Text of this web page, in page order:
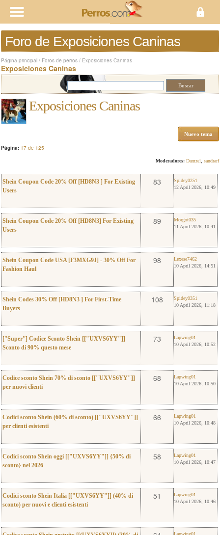
Foro de Exposiciones Caninas
Página principal / Foros de perros / Exposiciones Caninas
Exposiciones Caninas
Exposiciones Caninas
Nuevo tema
Página: 17 de 125
Moderadores: Damzel sandrarf
Shein Coupon Code 20% Off [HD8N3 ] For Existing
Users
Spidey0251
83
Spidey0251
12 April 2026, 10:49
Shein Coupon Code 20% Off [HD8N3] For Existing
Users
Morgot035
89
Morgot035
11 April 2026, 10:41
Shein Coupon Code USA [F3MXG9J] - 30% Off For
Fashion Haul
Lexese7462
98
Lexese7462
10 April 2026, 14:51
Shein Codes 30% Off [HD8N3 ] For First-Time
Buyers
Spidey0351
108
Spidey0351
10 April 2026, 11:18
[''Super''] Codice Sconto Shein [["UXVS6YY"]]
Sconto di 90% questo mese
Lapwing01
73
Lapwing01
10 April 2026, 10:52
Codice sconto Shein 70% di sconto [["UXVS6YY"]]
per nuovi clienti
Lapwing01
68
Lapwing01
10 April 2026, 10:50
Codici sconto Shein (60% di sconto) [["UXVS6YY"]]
per clienti esistenti
Lapwing01
66
Lapwing01
10 April 2026, 10:48
Codici sconto Shein oggi [["UXVS6YY"]] {50% di
sconto} nel 2026
Lapwing01
58
Lapwing01
10 April 2026, 10:47
Codici sconto Shein Italia [["UXVS6YY"]] (40% di
sconto) per nuovi e clienti esistenti
Lapwing01
51
Lapwing01
10 April 2026, 10:46
Lapwing01
Lapwing01